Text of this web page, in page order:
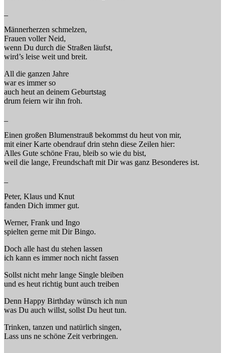
Männerherzen schmelzen,
Frauen voller Neid,
wenn Du durch die Straßen läufst,
wird’s leise weit und breit.
All die ganzen Jahre
war es immer so
auch heut an deinem Geburtstag
drum feiern wir ihn froh.
Einen großen Blumenstrauß bekommst du heut von mir,
mit einer Karte obendrauf drin stehn diese Zeilen hier:
Alles Gute schöne Frau, bleib so wie du bist,
weil die lange, Freundschaft mit Dir was ganz Besonderes ist.
Peter, Klaus und Knut
fanden Dich immer gut.
Werner, Frank und Ingo
spielten gerne mit Dir Bingo.
Doch alle hast du stehen lassen
ich kann es immer noch nicht fassen
Sollst nicht mehr lange Single bleiben
und es heut richtig bunt auch treiben
Denn Happy Birthday wünsch ich nun
was Du auch willst, sollst Du heut tun.
Trinken, tanzen und natürlich singen,
Lass uns ne schöne Zeit verbringen.